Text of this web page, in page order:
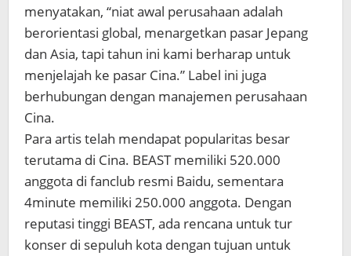
menyatakan, “niat awal perusahaan adalah
berorientasi global, menargetkan pasar Jepang
dan Asia, tapi tahun ini kami berharap untuk
menjelajah ke pasar Cina.” Label ini juga
berhubungan dengan manajemen perusahaan
Cina.
Para artis telah mendapat popularitas besar
terutama di Cina. BEAST memiliki 520.000
anggota di fanclub resmi Baidu, sementara
4minute memiliki 250.000 anggota. Dengan
reputasi tinggi BEAST, ada rencana untuk tur
konser di sepuluh kota dengan tujuan untuk